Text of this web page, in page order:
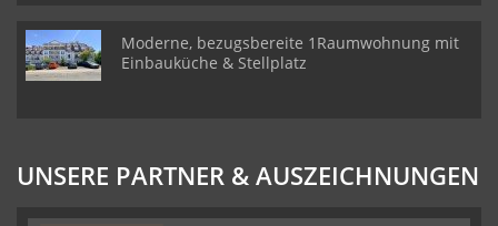
Moderne, bezugsbereite 1Raumwohnung mit
Einbauküche & Stellplatz
UNSERE PARTNER & AUSZEICHNUNGEN